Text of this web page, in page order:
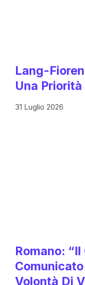
Lang-
Una
31 Luglio 2026
Romano:
Volontà Di